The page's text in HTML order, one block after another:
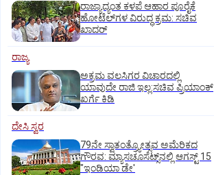
ರಾಜ್ಯಾದ್ಯಂತ ಕಳಪೆ ಆಹಾರ ಪೂರೈಕೆ
ಹೋಟೆಲ್‌ಗಳ ವಿರುದ್ಧ ಕ್ರಮ: ಸಚಿವ
ಖಾದರ್
ರಾಜ್ಯ
ಅಕ್ರಮ ವಲಸಿಗರ ವಿಚಾರದಲ್ಲಿ
ಯಾವುದೇ ರಾಜಿ ಇಲ್ಲ:ಸಚಿವ ಪ್ರಿಯಾಂಕ್
ಖರ್ಗೆ ಕಿಡಿ
ದೇಸಿ ಸ್ವರ
79ನೇ ಸ್ವಾತಂತ್ರ್ಯೋತ್ಸವ ಅಮೆರಿಕದ
ಗೌರವ: ಮ್ಯಾಸಚೂಸೆಟ್ಸ್‌ನಲ್ಲಿ ಆಗಸ್ಟ್‌ 15
"ಇಂಡಿಯಾ ಡೇ'